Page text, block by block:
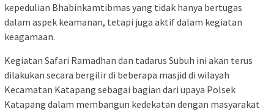
kepedulian Bhabinkamtibmas yang tidak hanya bertugas
dalam aspek keamanan, tetapi juga aktif dalam kegiatan
keagamaan.
Kegiatan Safari Ramadhan dan tadarus Subuh ini akan terus
dilakukan secara bergilir di beberapa masjid di wilayah
Kecamatan Katapang sebagai bagian dari upaya Polsek
Katapang dalam membangun kedekatan dengan masyarakat